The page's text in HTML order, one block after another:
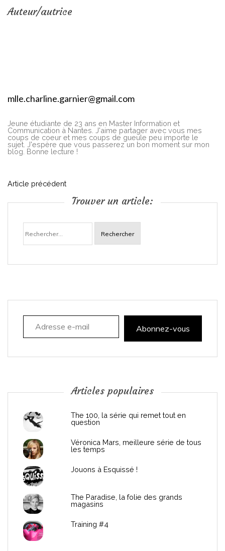
Auteur/autrice
mlle.charline.garnier@gmail.com
Jeune étudiante de 23 ans en Master Information et
Communication à Nantes. J'aime partager avec vous mes
coups de coeur et mes coups de gueule peu importe le
sujet. J'espère que vous passerez un bon moment sur mon
blog. Bonne lecture !
N
i
a
n
Article précédent
Trouver un article:
Rechercher :
Adresse e-mail
Abonnez-vous
Articles populaires
The 100, la série qui remet tout en
question
Véronica Mars, meilleure série de tous
les temps
Jouons à Esquissé !
The Paradise, la folie des grands
magasins
Training #4